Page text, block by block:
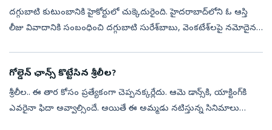
దగ్గుబాటి కుటుంబానికి హైకోర్టులో చుక్కెదురైంది. హైదరాబాద్‌లోని ఓ ఆస్తి
లీజు వివాదానికి సంబంధించి దగ్గుబాటి సురేశ్‌బాబు, వెంకటేశ్‌లపై నమోదైన
గోల్డెన్‌ ఛాన్స్‌ కొట్టేసిన శ్రీలీల?
శ్రీలీల.. ఈ తార కోసం ప్రత్యేకంగా చెప్పనక్కర్లేదు. ఆమె డాన్స్‌కి, యాక్టింగ్‌కి
ఎవరైనా ఫిదా అవ్వాల్సిందే. అయితే ఈ అమ్మడు నటిస్తున్న సినిమాలు